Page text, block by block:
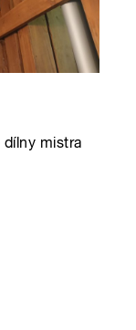
mistra